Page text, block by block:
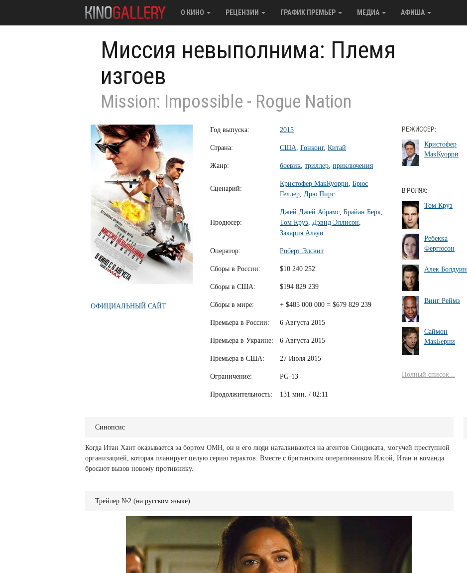
О КИНО РЕЦЕНЗИИ ГРАФИК ПРЕМЬЕР МЕДИА АФИША
Миссия невыполнима: Племя
изгоев
Mission: Impossible - Rogue Nation
ОФИЦИАЛЬНЫЙ САЙТ
Год выпуска: 2015
Страна: США, Гонконг, Китай
Жанр: боевик, триллер, приключения
Сценарий:
Кристофер МакКуорри, Брюс
Геллер, Дрю Пирс
Продюсер:
Джей Джей Абрамс, Брайан Берк,
Том Круз, Дэвид Эллисон,
Закария Алауи
Оператор: Роберт Элсвит
Сборы в России: $10 240 252
Сборы в США: $194 829 239
Сборы в мире: + $485 000 000 = $679 829 239
Премьера в России: 6 Августа 2015
Премьера в Украине: 6 Августа 2015
Премьера в США: 27 Июля 2015
Ограничение: PG-13
Продолжительность: 131 мин. / 02:11
РЕЖИССЕР:
Кристофер
МакКуорри
В РОЛЯХ:
Том Круз
Ребекка
Фергюсон
Алек Болдуин
Винг Реймз
Саймон
МакБерни
Полный список...
Синопсис
Когда Итан Хант оказывается за бортом ОМН, он и его люди наталкиваются на агентов Синдиката, могучей преступной
организацией, которая планирует целую серию терактов. Вместе с британским оперативником Илсой, Итан и команда
бросают вызов новому противнику.
Трейлер №2 (на русском языке)